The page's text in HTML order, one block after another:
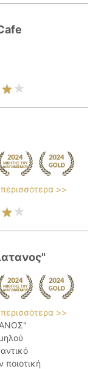
περισσότερα >>
περισσότερα >>
ποιοτική